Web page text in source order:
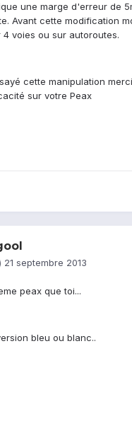
une marge d'erreur de
Avant cette modification
voies ou sur autoroutes.
cette manipulation
sur votre Peax
21 septembre 2013
peax que toi...
bleu ou blanc..